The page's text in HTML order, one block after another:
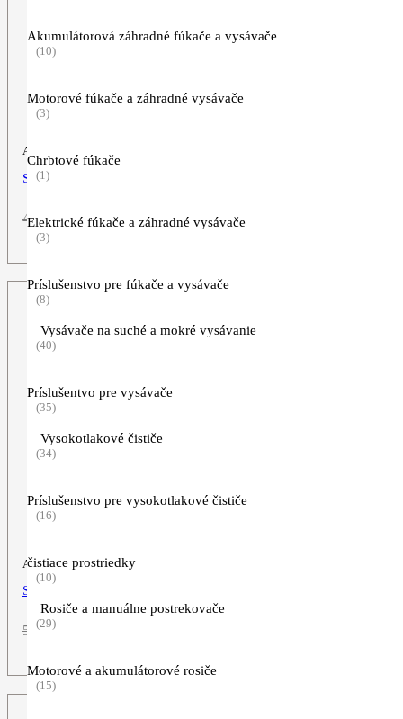
Akumulátorové nožnice na vysoký živý plot
STIHL HLA 56, set s 1x AK 10
499,00€ Pôvodná
399,00€Aktuálna
ZOBRAZIŤ VIAC
Akumulátorové nožnice na vysoký živý plot
STIHL HLA 56, set s 2x AK 10
579,00
bola:
579,00€.479,00€.
Akumulátorová záhradné fúkače a vysávače
(10)
Motorové fúkače a záhradné vysávače
(3)
Chrbtové fúkače
(1)
Elektrické fúkače a záhradné vysávače
(3)
Príslušenstvo pre fúkače a vysávače
(8)
Vysávače na suché a mokré vysávanie
(40)
Príslušentvo pre vysávače
(35)
Vysokotlakové čističe
(34)
Príslušenstvo pre vysokotlakové čističe
(16)
čistiace prostriedky
(10)
Rosiče a manuálne postrekovače
(29)
Motorové a akumulátorové rosiče
(15)